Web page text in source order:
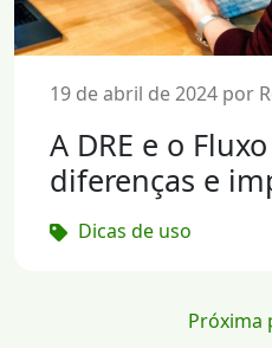
19 de abril de 2024 por
A DRE e o
diferenças e
Dicas de uso
Próxima